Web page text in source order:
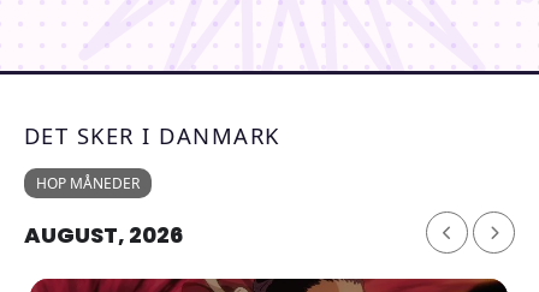
DET SKER I DANMARK
HOP MÅNEDER
AUGUST, 2026